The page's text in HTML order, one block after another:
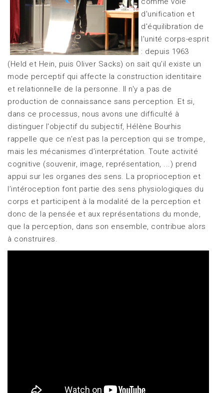
d'unification et
d'équilibration de
l'unité corps-esprit
: depuis 1963
(Held et Hein, puis Oliver Sacks) on sait qu’il existe un
mode perceptif qui affecte la construction identitaire
et relationnelle de la personne. Il n'y a pas de
production de connaissance sans perception. Et si,
dans ce processus, nous avons une difficulté à
distinguer l'objectif du subjectif, Hélène Bourhis
rappelle que ce n’est pas la perception qui se trompe,
mais les mécanismes d’interprétation. Toute activité
cognitive (souvenir, image, représentation, ...) prend
appui sur les organes des sens. La proprioception et
l’intéroception font partie des sens physiologiques du
corps et participent à la modalité de la perception et
donc de la pensée et aux représentations du monde,
que la perception, dans son ensemble, contribue alors
à construires.